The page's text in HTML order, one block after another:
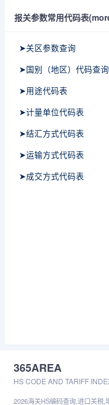
报关参数常用代码表
➤关区参数查询
➤国别（地区）代码查询
➤用途代码表
➤计量单位代码表
➤结汇方式代码表
➤运输方式代码表
➤成交方式代码表
365AREA
HS CODE AND TARIFF
2026海关HS编码查询,进口关税